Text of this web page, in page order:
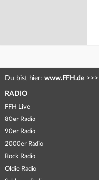
Du bist hier: www.FFH.de >>>
RADIO
FFH Live
80er Radio
90er Radio
2000er Radio
Rock Radio
Oldie Radio